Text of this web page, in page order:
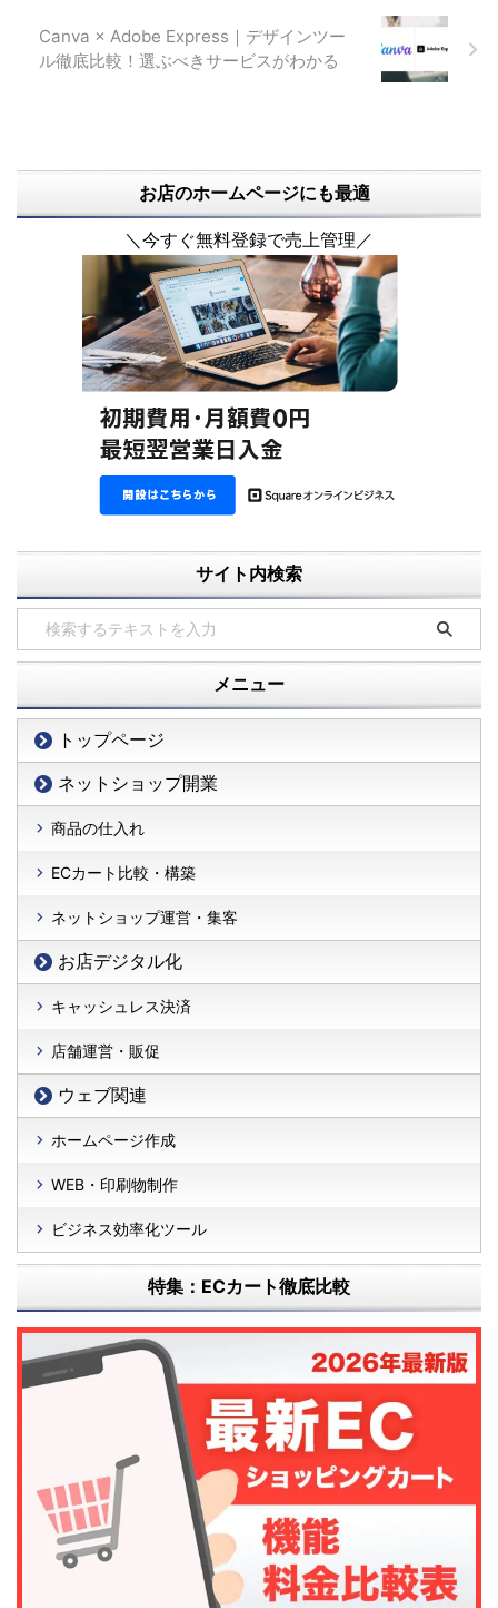
れます・・。 Misocaなら２～３
分程度あれば作ることがで ...
スワードが届くので、他 ...
Canva × Adobe Express｜デザインツー
ル徹底比較！選ぶべきサービスがわかる
お店のホームページにも最適
＼今すぐ無料登録で売上管理／
サイト内検索
メニュー
トップページ
ネットショップ開業
商品の仕入れ
ECカート比較・構築
ネットショップ運営・集客
お店デジタル化
キャッシュレス決済
店舗運営・販促
ウェブ関連
ホームページ作成
WEB・印刷物制作
ビジネス効率化ツール
特集：ECカート徹底比較